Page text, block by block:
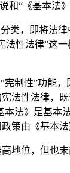
“《基本法》
，即将法
性法律”
性”功能
性法律，
法》是基
由《基本
位，但也未